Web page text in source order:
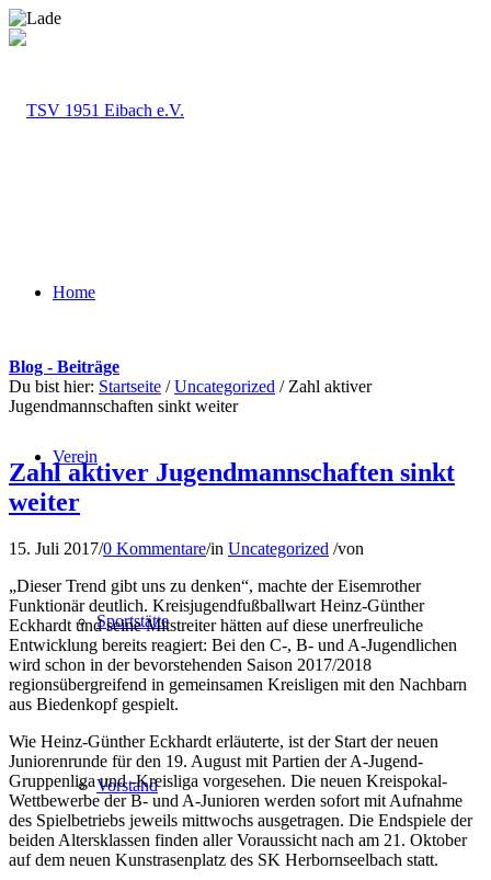
Home
Verein
Sportstätte
Vorstand
Blog - Beiträge
Du bist hier: Startseite / Uncategorized / Zahl aktiver
Jugendmannschaften sinkt weiter
Zahl aktiver Jugendmannschaften sinkt
weiter
15. Juli 2017/0 Kommentare/in Uncategorized /von
„Dieser Trend gibt uns zu denken“, machte der Eisemrother
Funktionär deutlich. Kreisjugendfußballwart Heinz-Günther
Eckhardt und seine Mitstreiter hätten auf diese unerfreuliche
Entwicklung bereits reagiert: Bei den C-, B- und A-Jugendlichen
wird schon in der bevorstehenden Saison 2017/2018
regionsübergreifend in gemeinsamen Kreisligen mit den Nachbarn
aus Biedenkopf gespielt.
Wie Heinz-Günther Eckhardt erläuterte, ist der Start der neuen
Juniorenrunde für den 19. August mit Partien der A-Jugend-
Gruppenliga und -Kreisliga vorgesehen. Die neuen Kreispokal-
Wettbewerbe der B- und A-Junioren werden sofort mit Aufnahme
des Spielbetriebs jeweils mittwochs ausgetragen. Die Endspiele der
beiden Altersklassen finden aller Voraussicht nach am 21. Oktober
auf dem neuen Kunstrasenplatz des SK Herbornseelbach statt.